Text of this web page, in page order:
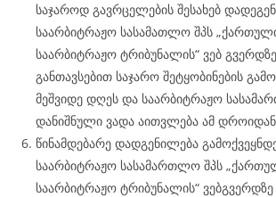
საჯაროდ გავრცელების შესახებ
საარბიტრაჟო სასამათლო შპს
საარბიტრაჟო ტრიბუნალის“ ვებ გვერდზე
განთავსებით საჯარო შეტყობინების
მეშვიდე დღეს და საარბიტრაჟო
დანიშნული ვადა აითვლება ამ
წინამდებარე დადგენილება
საარბიტრაჟო სასამართლო შპს
საარბიტრაჟო ტრიბუნალის“ ვებგვერდზე